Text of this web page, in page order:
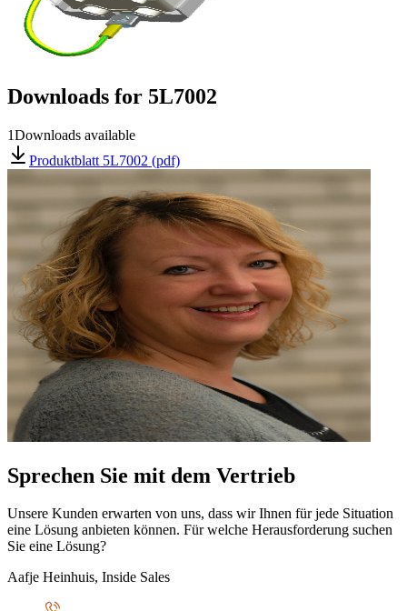
Downloads for 5L7002
1Downloads available
Produktblatt 5L7002 (pdf)
Sprechen Sie mit dem Vertrieb
Unsere Kunden erwarten von uns, dass wir Ihnen für jede Situation
eine Lösung anbieten können. Für welche Herausforderung suchen
Sie eine Lösung?
Aafje Heinhuis, Inside Sales